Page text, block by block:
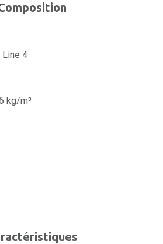
Line 4
kg/m³